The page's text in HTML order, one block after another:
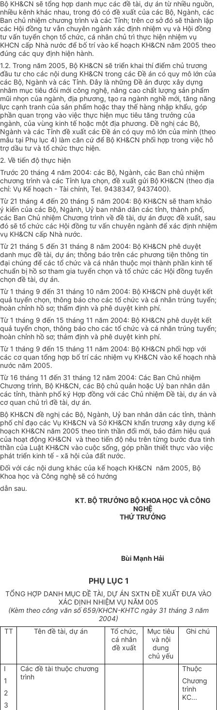
Bộ KH&CN sẽ tổng hợp danh mục các đề tài, dự án từ nhiều nguồn,
nhiều kênh khác nhau, trong đó có đề xuất của các Bộ, Ngành, các
Ban chủ nhiệm chương trình và các Tỉnh; trên cơ sở đó sẽ thành lập
các Hội đồng tư vẫn chuyên ngành xác định nhiệm vụ và Hội đồng
tư vấn tuyển chọn tổ chức, cá nhân chủ trì thực hiện nhiệm vụ
KHCN cấp Nhà nước để bố trí vào kế hoạch KH&CN năm 2005 theo
đúng các quy định hiện hành.
1.2. Trong năm 2005, Bộ KH&CN sẽ triển khai thí điểm chủ trương
đầu tư cho các nội dung KH&CN trong các Đề án có quy mô lớn của
các Bộ, Ngành và các Tỉnh. Đây là những Đề án được xây dựng
nhằm mục tiêu đỏi mới công nghệ, nâng cao chất lượng sản phẩm
mũi nhọn của ngành, địa phương, tạo ra ngành nghề mới, tăng năng
lực cạnh tranh của sản phẩm hoặc thay thế hàng nhập khẩu, góp
phần quan trọng vào việc thực hiện mục tiêu tăng trưởng của
ngành, của vùng kinh tế hoặc một địa phương. Đề nghị các Bộ,
Ngành và các Tỉnh đề xuất các Đề án có quy mô lớn của mình (theo
mẫu tại Phụ lục 4) làm căn cứ để Bộ KH&CN phối hợp trong việc hỗ
trợ dầu tư và tổ chức thực hiện.
2. Về tiến độ thực hiện
Trước 20 tháng 4 năm 2004: các Bộ, Ngành, các Ban chủ nhiệm
chương trình và các Tỉnh lựa chọn, đề xuất gửi Bộ KH&CN (theo địa
chỉ: Vụ Kế hoạch - Tài chính, Tel. 9438347, 9437400).
Từ 21 tháng 4 đến 20 tháng 5 năm 2004: Bộ KH&CN sẽ tham khảo
ý kiến của các Bộ, Ngành, Uỷ ban nhân dân các tỉnh, thành phố,
các Ban Chủ nhiệm Chương trình về đề tài, dự án được đề xuất, sau
đó sẽ tổ chức các Hội đồng tư vấn chuyên ngành để xác định nhiệm
vụ KH&CN cấp Nhà nước.
Từ 21 tháng 5 đến 31 tháng 8 năm 2004: Bộ KH&CN phê duyệt
danh mục đề tài, dự án; thông báo trên các phương tiện thông tin
đại chúng để các tổ chức và cá nhân thuộc mọi thành phần kinh tế
chuẩn bị hồ sơ tham gia tuyển chọn và tổ chức các Hội đồng tuyển
chọn đề tài, dự án.
Từ 1 tháng 9 đến 31 tháng 10 năm 2004: Bộ KH&CN phê duyệt kết
quả tuyển chọn, thông báo cho các tổ chức và cá nhân trúng tuyển;
hoàn chỉnh hồ sơ; thẩm định và phê duyệt kinh phí.
Từ 1 tháng 9 đến 15 tháng 11 năm 2004: Bộ KH&CN phê duyệt kết
quả tuyển chọn, thông báo cho các tổ chức và cá nhân trúng tuyển;
hoàn chỉnh hồ sơ; thảm định và phê duyệt kinh phí.
Từ 1 tháng 9 đến 15 tháng 11 năm 2004: Bộ KH&CN phối hợp với
các cơ quan tổng hợp bố trí các nhiệm vụ KH&CN vào kế hoạch nhà
nước năm 2005.
Từ 16 tháng 11 đến 31 tháng 12 năm 2004: Các Ban Chủ nhiệm
Chương trình, Bộ KH&CN, các Bộ chủ quản hoặc Uỷ ban nhân dân
các tỉnh, thành phố ký Hợp đồng với các Chủ nhiệm Đề tài, dự án và
cơ quan chủ trì đề tài, dự án.
Bộ KH&CN đề nghị các Bộ, Ngành, Uỷ ban nhân dân các tỉnh, thành
phố chỉ đạo các Vụ KH&CN và Sở KH&CN khẩn trương xây dựng kế
hoạch KH&CN năm 2005 theo tinh thần đổi mới, bảo đảm hiệu quả
của hoạt động KH&CN và theo tiến độ nêu trên từng bước đưa tinh
thần của Luật KH&CN vào cuộc sống, góp phần thiết thực vào việc
phát triển kinh tế - xã hội của đất nước.
Đối với các nội dung khác của kế hoạch KH&CN năm 2005, Bộ
Khoa học và Công nghệ sẽ có hướng
dẫn sau.
KT. BỘ TRƯỞNG BỘ KHOA HỌC VÀ CÔNG
NGHỆ
THỨ TRƯỞNG
Bùi Mạnh Hải
PHỤ LỤC 1
TỔNG HỢP DANH MỤC ĐỀ TÀI, DỰ ÁN SXTN ĐỀ XUẤT ĐƯA VÀO
XÁC ĐỊNH NHIỆM VỤ NĂM 005
(Kèm theo công văn số 659/KHCN-KHTC ngày 31 tháng 3 năm
2004)
TT
Tên đề tài, dự án
Tổ chức,
cá nhân
đề xuất
Mục tiêu
và nội
dung
chủ yếu
Ghi chú
I
1
2
3
Các đề tài thuộc chương
trình
Thuộc
Chương
trình
KC...